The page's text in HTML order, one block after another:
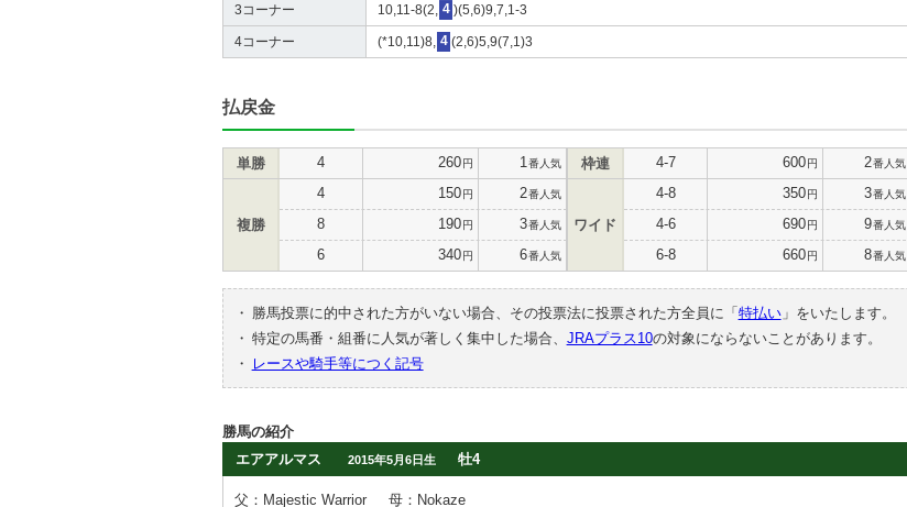
3コーナー 10,11-8(2, 4 )(5,6)9,7,1-3
4コーナー (*10,11)8, 4 (2,6)5,9(7,1)3
払戻金
単勝 4 260円 1 番人気
複勝
4 150円 2番人気
8 190円 3番人気
6 340円 6番人気
枠連 4-7 600円 2番人気
ワイド
4-8 350円 3番人気
4-6 690円 9番人気
6-8 660円 8番人気
・ 勝馬投票に的中された方がいない場合、その投票法に投票された方全員に「 特払い」をいたします。
・ 特定の馬番・組番に人気が著しく集中した場合、 JRAプラス10の対象にならないことがあります。
・
レースや騎手等につく記号
勝馬の紹介
エアアルマス
2015年5月6日生 牡4
父：Majestic Warrior
母：Nokaze